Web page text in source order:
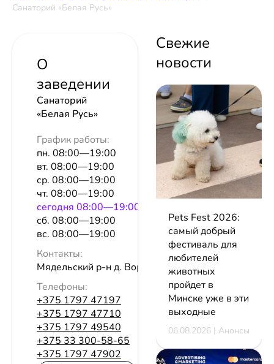
Санаторий «Белая Русь»
О
заведении
Санаторий
«Белая Русь»
График работы:
пн. 08:00—19:00
вт. 08:00—19:00
ср. 08:00—19:00
чт. 08:00—19:00
сeгодня 08:00—19:00
сб. 08:00—19:00
вс. 08:00—19:00
Контакты:
Мядельский р-н д. Воронцы
Телефоны:
+375 1797 47197
+375 1797 47710
+375 1797 49540
+375 33 300-58-65
+375 1797 47902
Свежие
новости
Pets Fest 2026:
самый добрый
фестиваль для
любителей
животных
пройдет в
Минске уже в эти
выходные
06.08.2026 | Анонсы